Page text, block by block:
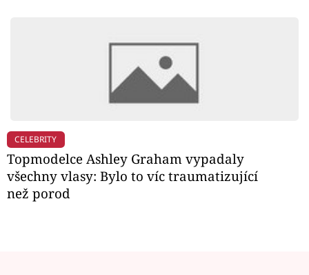
CELEBRITY
Topmodelce Ashley Graham vypadaly
všechny vlasy: Bylo to víc traumatizující
než porod